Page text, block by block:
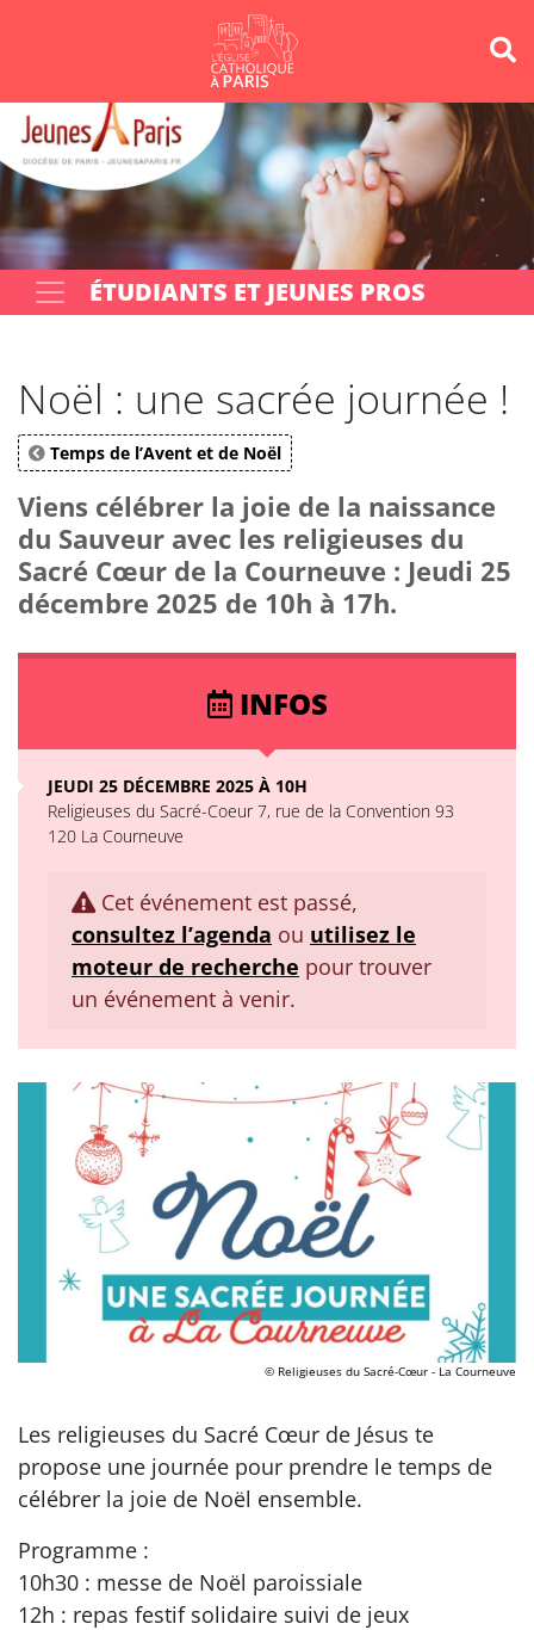
Votre recherche OK
ÉTUDIANTS ET JEUNES PROS
Noël : une sacrée journée !
Temps de l’Avent et de Noël
Viens célébrer la joie de la naissance
du Sauveur avec les religieuses du
Sacré Cœur de la Courneuve : Jeudi 25
décembre 2025 de 10h à 17h.
INFOS
JEUDI 25 DÉCEMBRE 2025 À 10H
Religieuses du Sacré-Coeur 7, rue de la Convention 93
120 La Courneuve
Cet événement est passé,
consultez l’agenda ou utilisez le
moteur de recherche pour trouver
un événement à venir.
© Religieuses du Sacré-Cœur - La Courneuve
Les religieuses du Sacré Cœur de Jésus te
propose une journée pour prendre le temps de
célébrer la joie de Noël ensemble.
Programme :
10h30 : messe de Noël paroissiale
12h : repas festif solidaire suivi de jeux
Panneau de gestion des cookies